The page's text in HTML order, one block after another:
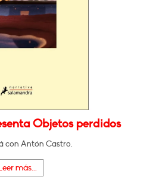
Objetos perdidos
con Antón Castro.
más...